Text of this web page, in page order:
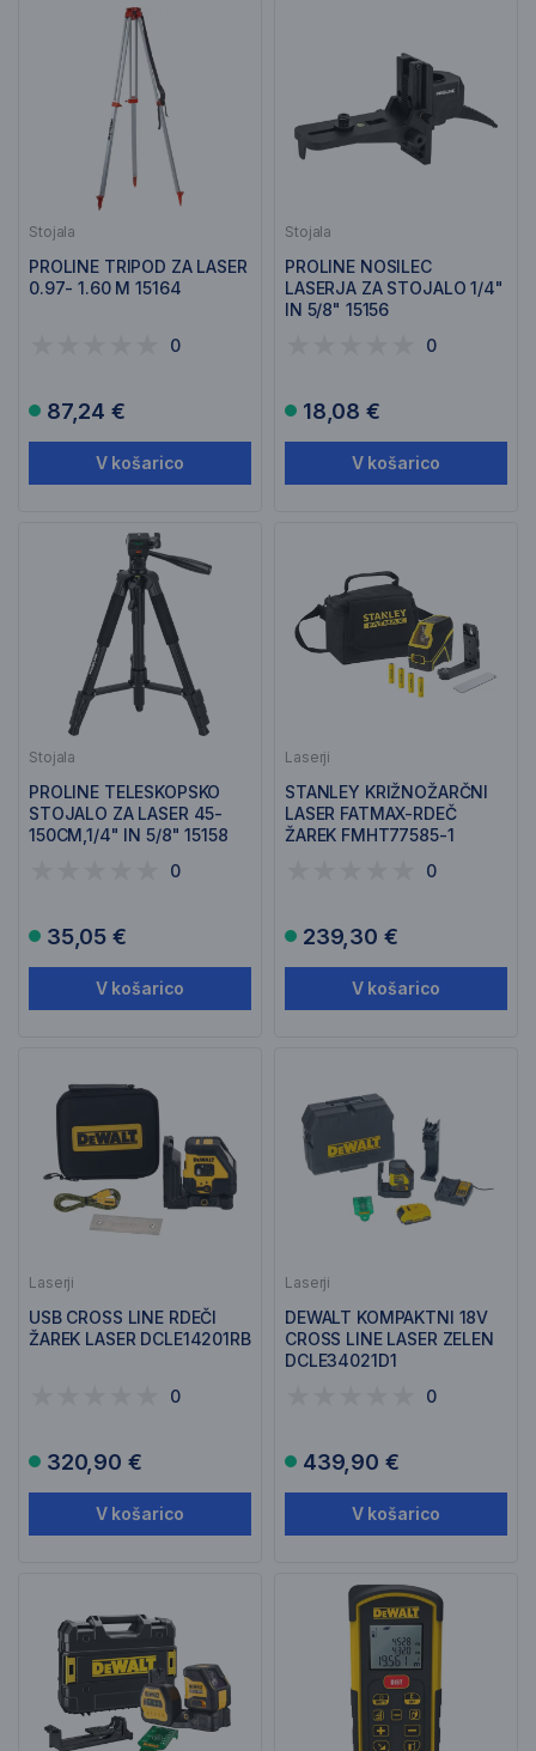
Stojala
PROLINE TRIPOD ZA LASER
0.97- 1.60 M 15164
0
87,24 €
V košarico
Stojala
PROLINE NOSILEC
LASERJA ZA STOJALO 1/4"
IN 5/8" 15156
0
18,08 €
V košarico
Stojala
PROLINE TELESKOPSKO
STOJALO ZA LASER 45-
150CM,1/4" IN 5/8" 15158
0
35,05 €
V košarico
Laserji
STANLEY KRIŽNOŽARČNI
LASER FATMAX-RDEČ
ŽAREK FMHT77585-1
0
239,30 €
V košarico
Laserji
USB CROSS LINE RDEČI
ŽAREK LASER DCLE14201RB
0
320,90 €
V košarico
Laserji
DEWALT KOMPAKTNI 18V
CROSS LINE LASER ZELEN
DCLE34021D1
0
439,90 €
V košarico